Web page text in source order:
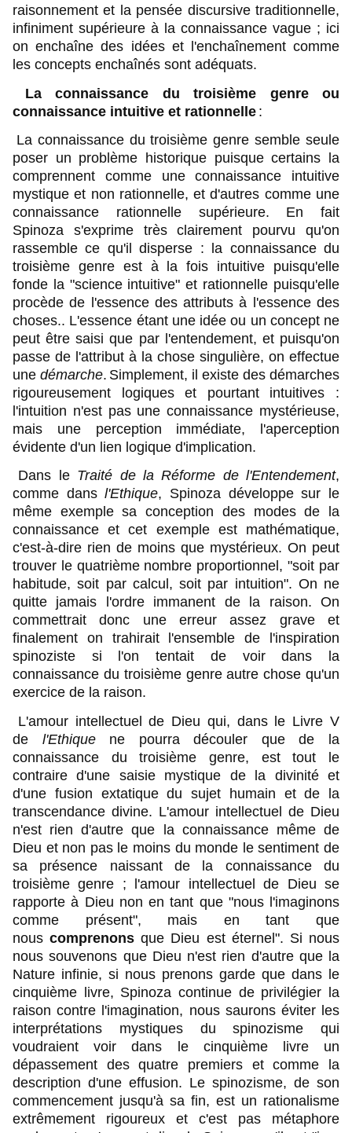
raisonnement et la pensée discursive traditionnelle,
infiniment supérieure à la connaissance vague ; ici
on enchaîne des idées et l'enchaînement comme
les concepts enchaînés sont adéquats.
La connaissance du troisième genre ou
connaissance intuitive et rationnelle :
La connaissance du troisième genre semble seule
poser un problème historique puisque certains la
comprennent comme une connaissance intuitive
mystique et non rationnelle, et d'autres comme une
connaissance rationnelle supérieure. En fait
Spinoza s'exprime très clairement pourvu qu'on
rassemble ce qu'il disperse : la connaissance du
troisième genre est à la fois intuitive puisqu'elle
fonde la "science intuitive" et rationnelle puisqu'elle
procède de l'essence des attributs à l'essence des
choses.. L'essence étant une idée ou un concept ne
peut être saisi que par l'entendement, et puisqu'on
passe de l'attribut à la chose singulière, on effectue
une démarche. Simplement, il existe des démarches
rigoureusement logiques et pourtant intuitives :
l'intuition n'est pas une connaissance mystérieuse,
mais une perception immédiate, l'aperception
évidente d'un lien logique d'implication.
Dans le Traité de la Réforme de l'Entendement,
comme dansl'Ethique, Spinoza développe sur le
même exemple sa conception des modes de la
connaissance et cet exemple est mathématique,
c'est-à-dire rien de moins que mystérieux. On peut
trouver le quatrième nombre proportionnel, "soit par
habitude, soit par calcul, soit par intuition". On ne
quitte jamais l'ordre immanent de la raison. On
commettrait donc une erreur assez grave et
finalement on trahirait l'ensemble de l'inspiration
spinoziste si l'on tentait de voir dans la
connaissance du troisième genre autre chose qu'un
exercice de la raison.
L'amour intellectuel de Dieu qui, dans le Livre V
de l'Ethiquene pourra découler que de la
connaissance du troisième genre, est tout le
contraire d'une saisie mystique de la divinité et
d'une fusion extatique du sujet humain et de la
transcendance divine. L'amour intellectuel de Dieu
n'est rien d'autre que la connaissance même de
Dieu et non pas le moins du monde le sentiment de
sa présence naissant de la connaissance du
troisième genre ; l'amour intellectuel de Dieu se
rapporte à Dieu non en tant que "nous l'imaginons
comme présent", mais en tant que
nouscomprenons que Dieu est éternel". Si nous
nous souvenons que Dieu n'est rien d'autre que la
Nature infinie, si nous prenons garde que dans le
cinquième livre, Spinoza continue de privilégier la
raison contre l'imagination, nous saurons éviter les
interprétations mystiques du spinozisme qui
voudraient voir dans le cinquième livre un
dépassement des quatre premiers et comme la
description d'une effusion. Le spinozisme, de son
commencement jusqu'à sa fin, est un rationalisme
extrêmement rigoureux et c'est pas métaphore